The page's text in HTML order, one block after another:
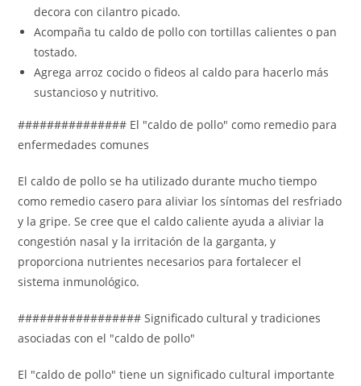
decora con cilantro picado.
Acompaña tu caldo de pollo con tortillas calientes o pan
tostado.
Agrega arroz cocido o fideos al caldo para hacerlo más
sustancioso y nutritivo.
############### El "caldo de pollo" como remedio para
enfermedades comunes
El caldo de pollo se ha utilizado durante mucho tiempo
como remedio casero para aliviar los síntomas del resfriado
y la gripe. Se cree que el caldo caliente ayuda a aliviar la
congestión nasal y la irritación de la garganta, y
proporciona nutrientes necesarios para fortalecer el
sistema inmunológico.
################# Significado cultural y tradiciones
asociadas con el "caldo de pollo"
El "caldo de pollo" tiene un significado cultural importante